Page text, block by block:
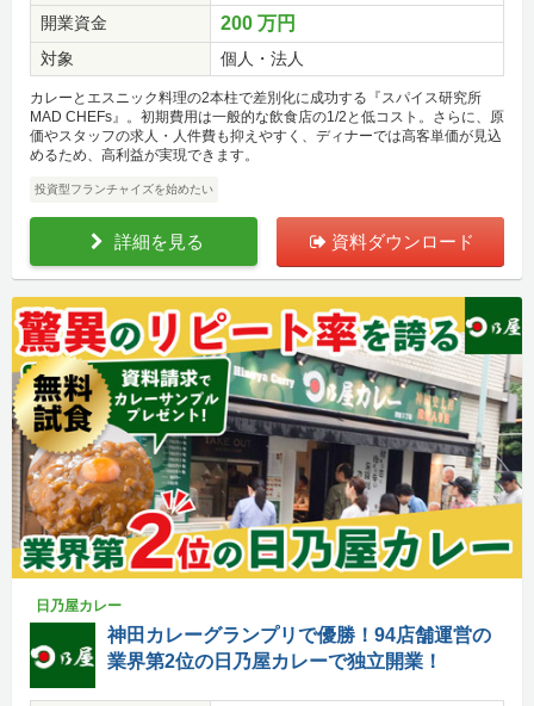
開業資金
200 万円
対象 個人・法人
カレーとエスニック料理の2本柱で差別化に成功する『スパイス研究所
MAD CHEFs』。初期費用は一般的な飲食店の1/2と低コスト。さらに、原
価やスタッフの求人・人件費も抑えやすく、ディナーでは高客単価が見込
めるため、高利益が実現できます。
投資型フランチャイズを始めたい
詳細を見る 資料ダウンロード
日乃屋カレー
神田カレーグランプリで優勝！94店舗運営の
業界第2位の日乃屋カレーで独立開業！